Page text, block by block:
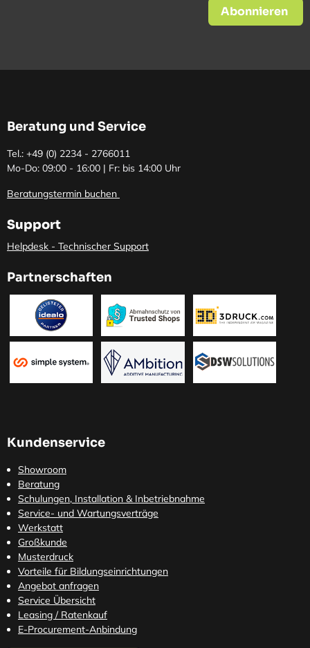
Abonnieren
Beratung und Service
Tel.: +49 (0) 2234 - 2766011
Mo-Do: 09:00 - 16:00 | Fr: bis 14:00 Uhr
Beratungstermin buchen
Support
Helpdesk - Technischer Support
Partnerschaften
Kundenservice
Showroom
Beratung
Schulungen, Installation & Inbetriebnahme
Service- und Wartungsverträge
Werkstatt
Großkunde
Musterdruck
Vorteile für Bildungseinrichtungen
Angebot anfragen
Service Übersicht
Leasing / Ratenkauf
E-Procurement-Anbindung